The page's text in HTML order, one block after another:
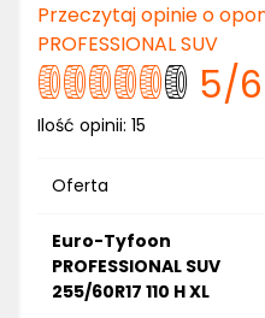
Przeczytaj opinie o
PROFESSIONAL SUV
5/6
Ilość opinii: 15
Oferta
Euro-Tyfoon
PROFESSIONAL SUV
255/60R17 110 H XL